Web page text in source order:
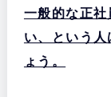
一般的な正社
い、という人
ょう。